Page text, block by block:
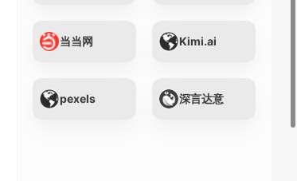
当当网 Kimi.ai
pexels 深言达意